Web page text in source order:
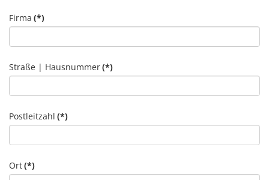
Firma (*)
Straße | Hausnummer(*)
Postleitzahl (*)
Ort(*)